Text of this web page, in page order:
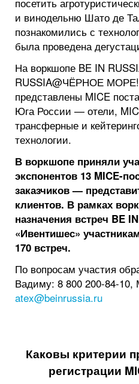
и винодельню Шато де
познакомились с
была проведена
На воркшопе BE IN
RUSSIA@ЧЁРНОЕ
представлены MICE
Юга России — отели,
трансферные и
технологии.
В воркшопе приняли
экспонентов 13 MICE-
заказчиков —
клиентов. В рамках
назначения встреч BE
«Ивентишес»
170 встреч.
По вопросам участия
Вадиму: 8 800 200-84-10,
atex@beinrussia.ru
Каковы критерии
регистрации